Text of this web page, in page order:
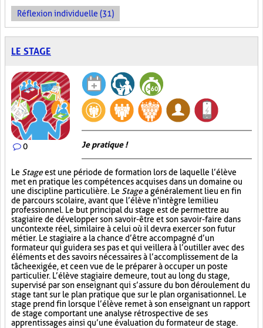
Réflexion individuelle (31)
LE STAGE
0 Je pratique !
Le Stageest une période de formation lors de laquelle l’élève
met en pratique les compétences acquises dans un domaine ou
une discipline particulière. Le Stagea généralement lieu en fin
de parcours scolaire, avant que l’élève n'intègre le milieu
professionnel. Le but principal du stage est de permettre au
stagiaire de développer son savoir-être et son savoir-faire dans
un contexte réel, similaire à celui où il devra exercer son futur
métier. Le stagiaire a la chance d’être accompagné d’un
formateur qui guidera ses pas et qui veillera à l’outiller avec des
éléments et des savoirs nécessaires à l’accomplissement de la
tâche exigée, et ce en vue de le préparer à occuper un poste
particulier. L’élève stagiaire demeure, tout au long du stage,
supervisé par son enseignant qui s’assure du bon déroulement du
stage tant sur le plan pratique que sur le plan organisationnel. Le
stage prend fin lorsque l’élève remet à son enseignant un rapport
de stage comportant une analyse rétrospective de ses
apprentissages ainsi qu’une évaluation du formateur de stage.